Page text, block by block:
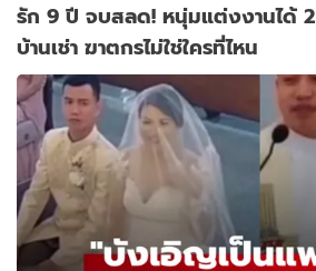
รัก 9 ปี จบสลด! หนุ่มแต่งงานได้
บ้านเช่า ฆาตกรไม่ใช่ใครที่ไหน